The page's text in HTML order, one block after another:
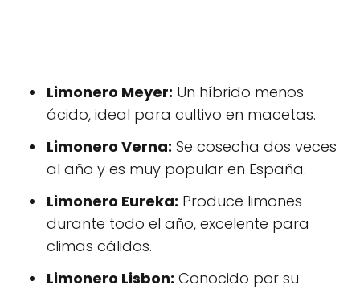
Limonero Meyer: Un híbrido menos
ácido, ideal para cultivo en macetas.
Limonero Verna: Se cosecha dos veces
al año y es muy popular en España.
Limonero Eureka: Produce limones
durante todo el año, excelente para
climas cálidos.
Limonero Lisbon: Conocido por su